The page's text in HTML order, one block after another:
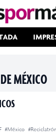
MÉXICO
#México